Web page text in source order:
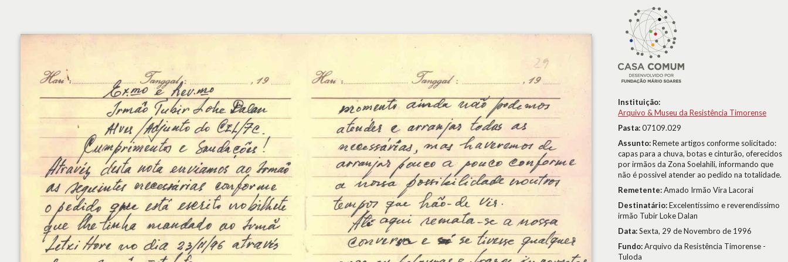
Instituição:
Arquivo & Museu da Resistência Timorense
Pasta:07109.029
Assunto:Remete artigos conforme solicitado:
capas para a chuva, botas e cinturão, oferecidos
por irmãos da Zona Soelahili, informando que
não é possivel atender ao pedido na totalidade.
Remetente:Amado Irmão Vira Lacorai
Destinatário:Excelentíssimo e reverendíssimo
irmão Tubir Loke Dalan
Data:Sexta, 29 de Novembro de 1996
Fundo:Arquivo da Resistência Timorense -
Tuloda